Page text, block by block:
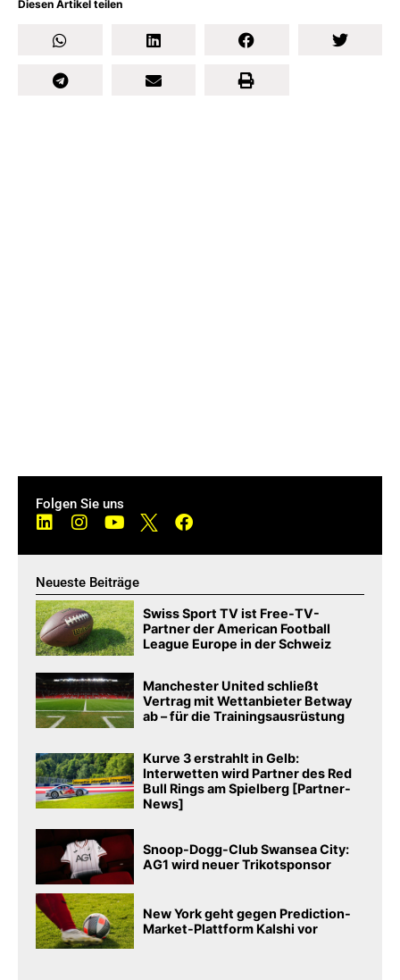
Diesen Artikel teilen
Folgen Sie uns
Neueste Beiträge
Swiss Sport TV ist Free-TV-
Partner der American Football
League Europe in der Schweiz
Manchester United schließt
Vertrag mit Wettanbieter Betway
ab – für die Trainingsausrüstung
Kurve 3 erstrahlt in Gelb:
Interwetten wird Partner des Red
Bull Rings am Spielberg [Partner-
News]
Snoop-Dogg-Club Swansea City:
AG1 wird neuer Trikotsponsor
New York geht gegen Prediction-
Market-Plattform Kalshi vor